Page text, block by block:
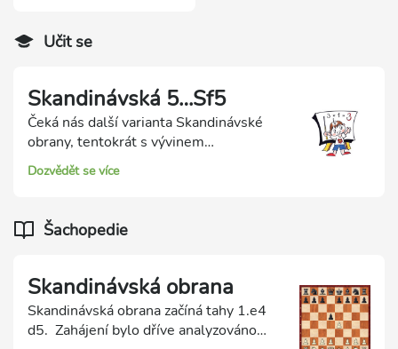
Učit se
Skandinávská 5…Sf5
Čeká nás další varianta Skandinávské
obrany, tentokrát s vývinem
bělopolného střelce černého na pole f5.
Bílý bude mít prostorovou převahu,
pevně.
Dozvědět se více
Šachopedie
Skandinávská obrana
Skandinávská obrana začíná tahy 1.e4
d5. Zahájení bylo dříve analyzováno